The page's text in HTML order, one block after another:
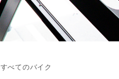
すべてのバイク